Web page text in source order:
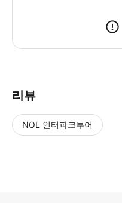
리뷰
NOL 인터파크투어